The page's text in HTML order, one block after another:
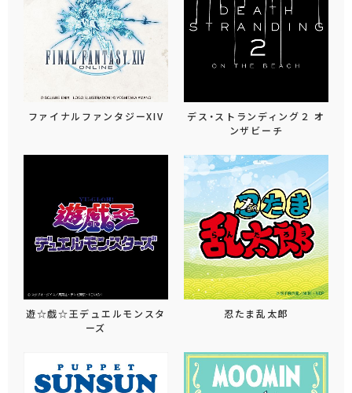
ファイナルファンタジーXIV
デス・ストランディング２ オ
ンザビーチ
遊☆戯☆王デュエルモンスタ
ーズ
忍たま乱太郎